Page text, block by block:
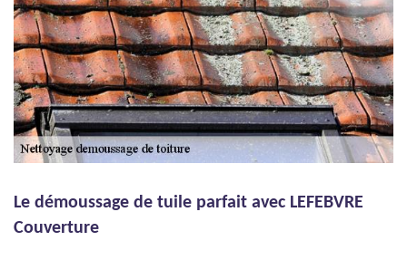
Le démoussage de tuile parfait avec LEFEBVRE
Couverture